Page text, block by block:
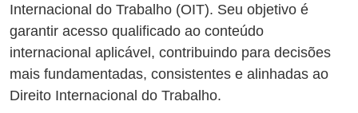
Internacional do Trabalho (OIT). Seu objetivo é
garantir acesso qualificado ao conteúdo
internacional aplicável, contribuindo para decisões
mais fundamentadas, consistentes e alinhadas ao
Direito Internacional do Trabalho.